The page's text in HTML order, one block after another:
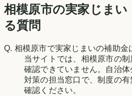
相模原市の実家じまい
る質問
Q. 相模原市で実家じまいの補助金
当サイトでは、相模原市の
確認できていません。自治
対策の担当窓口で、制度の
確認ください。